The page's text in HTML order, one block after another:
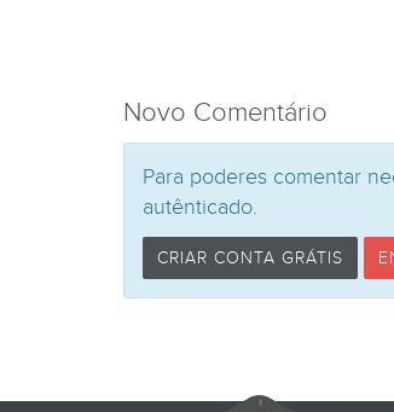
Novo Comentário
Para poderes comentar
autênticado.
CRIAR CONTA GRÁTIS